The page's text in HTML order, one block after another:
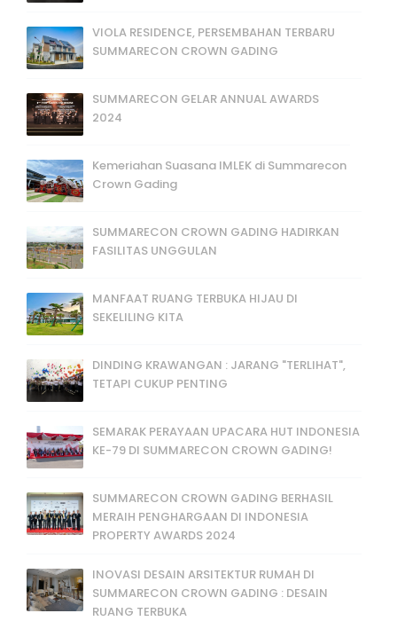
VIOLA RESIDENCE, PERSEMBAHAN TERBARU
SUMMARECON CROWN GADING
SUMMARECON GELAR ANNUAL AWARDS
2024
Kemeriahan Suasana IMLEK di Summarecon
Crown Gading
SUMMARECON CROWN GADING HADIRKAN
FASILITAS UNGGULAN
MANFAAT RUANG TERBUKA HIJAU DI
SEKELILING KITA
DINDING KRAWANGAN : JARANG "TERLIHAT",
TETAPI CUKUP PENTING
SEMARAK PERAYAAN UPACARA HUT INDONESIA
KE-79 DI SUMMARECON CROWN GADING!
SUMMARECON CROWN GADING BERHASIL
MERAIH PENGHARGAAN DI INDONESIA
PROPERTY AWARDS 2024
INOVASI DESAIN ARSITEKTUR RUMAH DI
SUMMARECON CROWN GADING : DESAIN
RUANG TERBUKA